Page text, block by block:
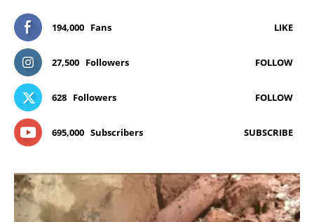
194,000 Fans LIKE
27,500 Followers FOLLOW
628 Followers FOLLOW
695,000 Subscribers SUBSCRIBE